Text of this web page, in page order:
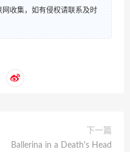
收集，如有侵权请联系及时
下一篇
Ballerina in a Death's Head